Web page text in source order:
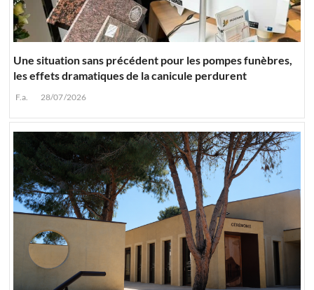
Une situation sans précédent pour les pompes funèbres,
les effets dramatiques de la canicule perdurent
F.a. 28/07/2026